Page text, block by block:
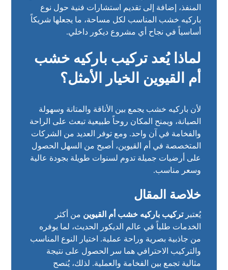
المنفذ، إضافة إلى تقديم استشارات فنية حول نوع
باركيه خشب المناسب لكل مساحة، ما يجعلها شريكاً
أساسياً في نجاح أي مشروع ديكور داخلي.
لماذا يُعد تركيب باركيه خشب
أم القيوين الخيار الأمثل؟
لأن باركيه خشب يجمع بين الأناقة والمتانة وسهولة
الصيانة، ويمنح المكان روحاً طبيعية تبعث على الراحة
والفخامة في آن واحد. ومع توفر العديد من الشركات
المتخصصة في أم القيوين، أصبح من السهل الحصول
على أرضيات جميلة تدوم لسنوات طويلة بجودة عالية
وسعر مناسب.
خلاصة المقال
يُعتبرتركيب باركيه خشب أم القيوين من أكثر
الخدمات طلباً في عالم الديكور الحديث، لما يوفره
من جاذبية بصرية وراحة عملية. اختيار النوع المناسب
والتركيب الاحترافي هما سر الحصول على نتيجة
مثالية تجمع بين الفخامة والعملية. لذلك، يُنصح